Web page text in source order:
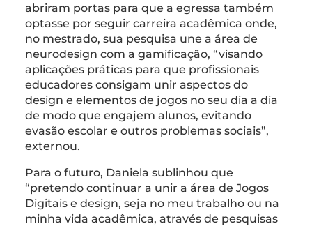
abriram portas para que a egressa também
optasse por seguir carreira acadêmica onde,
no mestrado, sua pesquisa une a área de
neurodesign com a gamificação, “visando
aplicações práticas para que profissionais
educadores consigam unir aspectos do
design e elementos de jogos no seu dia a dia
de modo que engajem alunos, evitando
evasão escolar e outros problemas sociais”,
externou.
Para o futuro, Daniela sublinhou que
“pretendo continuar a unir a área de Jogos
Digitais e design, seja no meu trabalho ou na
minha vida acadêmica, através de pesquisas